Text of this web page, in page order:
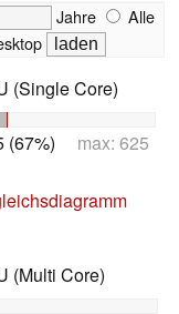
Jahre
Alle
(Single Core)
(67%) max: 625
(Multi Core)